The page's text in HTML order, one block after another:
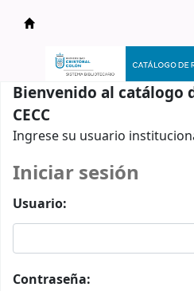
Catálogo en línea
Bienvenido al catálogo
CECC
Ingrese su usuario
Iniciar sesión
Usuario:
Contraseña: